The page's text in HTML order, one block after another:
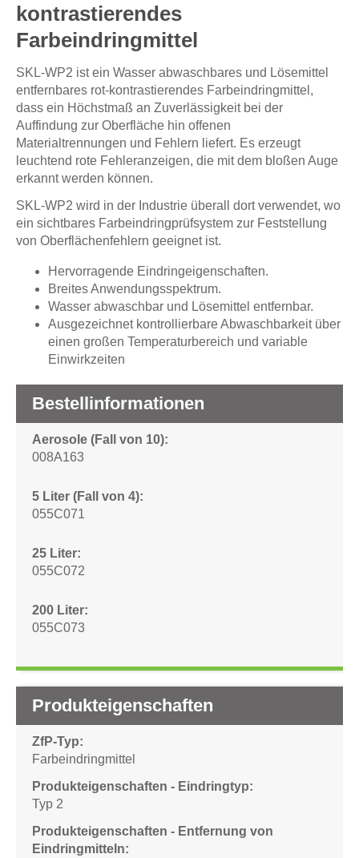
kontrastierendes
Farbeindringmittel
SKL-WP2 ist ein Wasser abwaschbares und Lösemittel
entfernbares rot-kontrastierendes Farbeindringmittel,
dass ein Höchstmaß an Zuverlässigkeit bei der
Auffindung zur Oberfläche hin offenen
Materialtrennungen und Fehlern liefert. Es erzeugt
leuchtend rote Fehleranzeigen, die mit dem bloßen Auge
erkannt werden können.
SKL-WP2 wird in der Industrie überall dort verwendet, wo
ein sichtbares Farbeindringprüfsystem zur Feststellung
von Oberflächenfehlern geeignet ist.
Hervorragende Eindringeigenschaften.
Breites Anwendungsspektrum.
Wasser abwaschbar und Lösemittel entfernbar.
Ausgezeichnet kontrollierbare Abwaschbarkeit über
einen großen Temperaturbereich und variable
Einwirkzeiten
Bestellinformationen
Aerosole (Fall von 10)
008A163
5 Liter (Fall von 4)
055C071
25 Liter
055C072
200 Liter
055C073
Produkteigenschaften
ZfP-Typ
Farbeindringmittel
Produkteigenschaften - Eindringtyp
Typ 2
Produkteigenschaften - Entfernung von
Eindringmitteln